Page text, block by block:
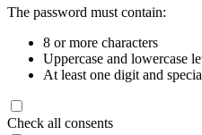
The password must contain:
8 or more characters
Uppercase and lowercase
At least one digit and
Check all consents